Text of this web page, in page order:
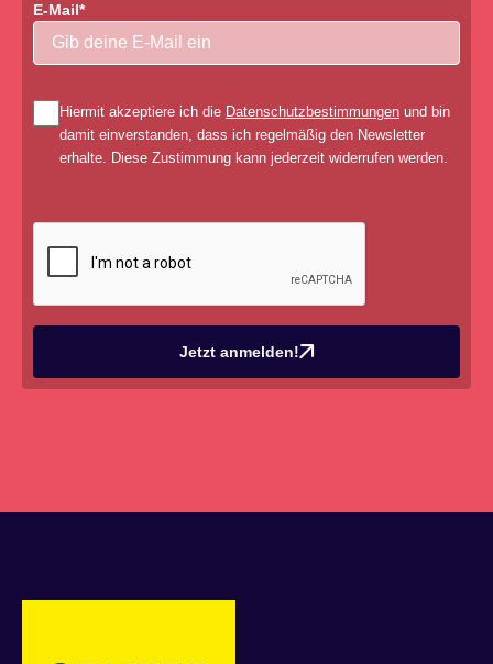
E-Mail*
Hiermit akzeptiere ich die Datenschutzbestimmungen und bin
damit einverstanden, dass ich regelmäßig den Newsletter
erhalte. Diese Zustimmung kann jederzeit widerrufen werden.
Jetzt anmelden!